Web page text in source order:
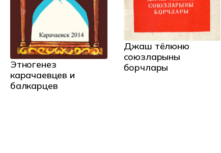
Этногенез
карачаевцев и
балкарцев
Джаш тёлюню
союзларыны
борчлары